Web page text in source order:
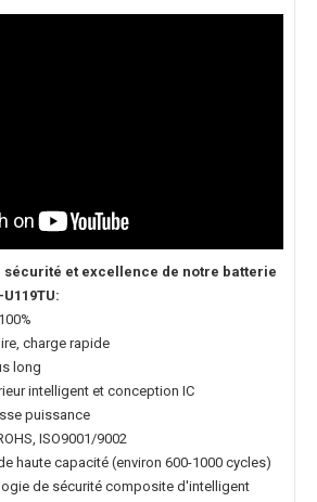
et excellence de notre batterie
:
charge rapide
long
intelligent et conception IC
puissance
ISO9001/9002
haute capacité (environ 600-1000 cycles)
de sécurité composite d'intelligent